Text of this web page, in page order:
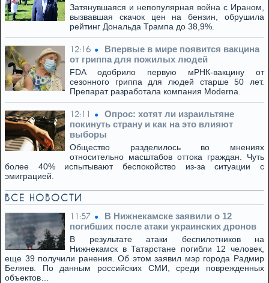
Затянувшаяся и непопулярная война с Ираном,
вызвавшая скачок цен на бензин, обрушила
рейтинг Дональда Трампа до 38,9%.
12:16
Впервые в мире появится вакцина
от гриппа для пожилых людей
FDA одобрило первую мРНК-вакцину от
сезонного гриппа для людей старше 50 лет.
Препарат разработала компания Moderna.
12:11
Опрос: хотят ли израильтяне
покинуть страну и как на это влияют
выборы
Общество разделилось во мнениях
относительно масштабов оттока граждан. Чуть
более 40% испытывают беспокойство из-за ситуации с
эмиграцией.
ВСЕ НОВОСТИ
11:57
В Нижнекамске заявили о 12
погибших после атаки украинских дронов
В результате атаки беспилотников на
Нижнекамск в Татарстане погибли 12 человек,
еще 39 получили ранения. Об этом заявил мэр города Радмир
Беляев. По данным российских СМИ, среди поврежденных
объектов…